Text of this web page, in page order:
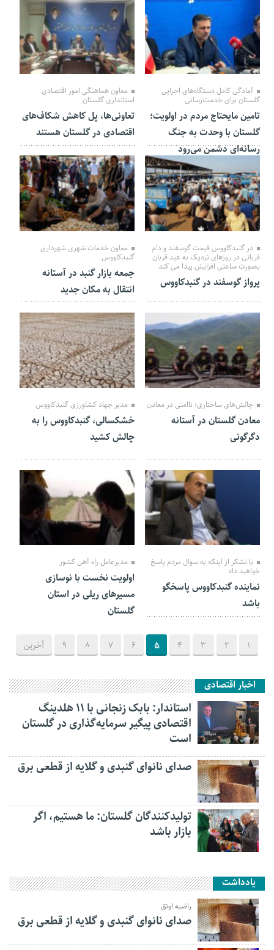
26 خرداد 1404
آمادگی کامل دستگاه‌های اجرایی
گلستان برای خدمت‌رسانی
تامین مایحتاج مردم در اولویت؛
گلستان با وحدت به جنگ
رسانه‌ای دشمن می‌رود
19 خرداد 1404
معاون هماهنگی امور اقتصادی
استانداری گلستان
تعاونی‌ها، پل کاهش شکاف‌های
اقتصادی در گلستان هستند
10 خرداد 1404
در گنبدکاووس قیمت گوسفند و دام
قربانی در روزهای نزدیک به عید قربان
بصورت ساعتی افزایش پیدا می کند
پرواز گوسفند در گنبدکاووس
29 اردیبهشت 1404
معاون خدمات شهری شهرداری
گنبدکاووس
جمعه بازار گنبد در آستانه
انتقال به مکان جدید
29 اردیبهشت 1404
چالش‌های ساختاری؛ ناامنی در معادن
معادن گلستان در آستانه
دگرگونی
16 اردیبهشت 1404
مدیر جهاد کشاورزی گنبدکاووس
خشکسالی، گنبدکاووس را به
چالش کشید
با تشکر از اینکه به سوال مردم پاسخ
خواهید داد
نماینده گنبدکاووس پاسخگو
باشد
16 اردیبهشت 1404
مدیرعامل راه آهن کشور
اولویت نخست با نوسازی
مسیرهای ریلی در استان
گلستان
1
2
3
4
5
6
7
8
9 آخرین
اخبار اقتصادی
استاندار: بابک زنجانی با ۱۱ هلدینگ
اقتصادی پیگیر سرمایه‌گذاری در گلستان
است
صدای نانوای گنبدی و گلایه از قطعی برق
تولیدکنندگان گلستان: ما هستیم، اگر
بازار باشد
یادداشت
راضیه اونق
صدای نانوای گنبدی و گلایه از قطعی برق